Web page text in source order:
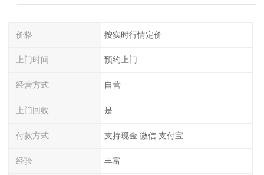
价格 按实时行情定价
上门时间 预约上门
经营方式 自营
上门回收 是
付款方式 支持现金 微信 支付宝
经验 丰富